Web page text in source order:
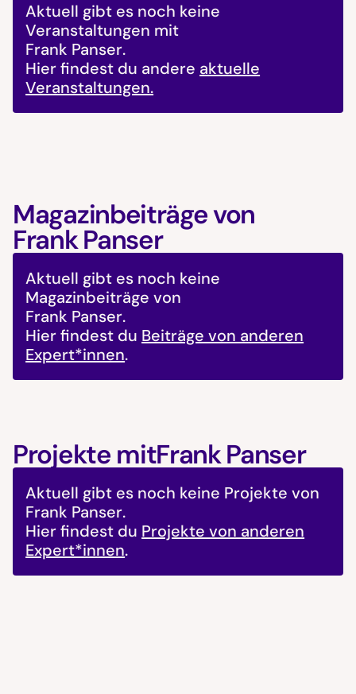
Aktuell gibt es noch keine
Veranstaltungen mit
Frank Panser.
Hier findest du andere aktuelle
Veranstaltungen.
Magazinbeiträge von
Frank Panser
Aktuell gibt es noch keine
Magazinbeiträge von
Frank Panser.
Hier findest du Beiträge von anderen
Expert*innen.
Projekte mitFrank Panser
Aktuell gibt es noch keine Projekte von
Frank Panser.
Hier findest du Projekte von anderen
Expert*innen.